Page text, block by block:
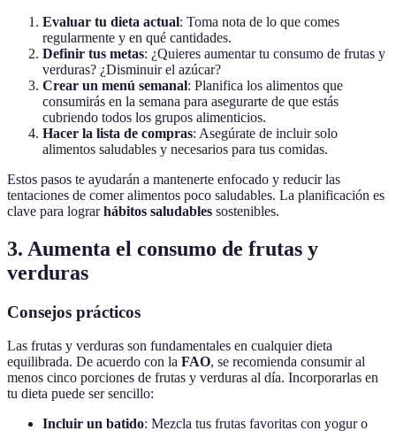
Evaluar tu dieta actual: Toma nota de lo que comes
regularmente y en qué cantidades.
Definir tus metas: ¿Quieres aumentar tu consumo de frutas y
verduras? ¿Disminuir el azúcar?
Crear un menú semanal: Planifica los alimentos que
consumirás en la semana para asegurarte de que estás
cubriendo todos los grupos alimenticios.
Hacer la lista de compras: Asegúrate de incluir solo
alimentos saludables y necesarios para tus comidas.
Estos pasos te ayudarán a mantenerte enfocado y reducir las
tentaciones de comer alimentos poco saludables. La planificación es
clave para lograrhábitos saludables sostenibles.
3. Aumenta el consumo de frutas y
verduras
Consejos prácticos
Las frutas y verduras son fundamentales en cualquier dieta
equilibrada. De acuerdo con la FAO, se recomienda consumir al
menos cinco porciones de frutas y verduras al día. Incorporarlas en
tu dieta puede ser sencillo:
Incluir un batido: Mezcla tus frutas favoritas con yogur o